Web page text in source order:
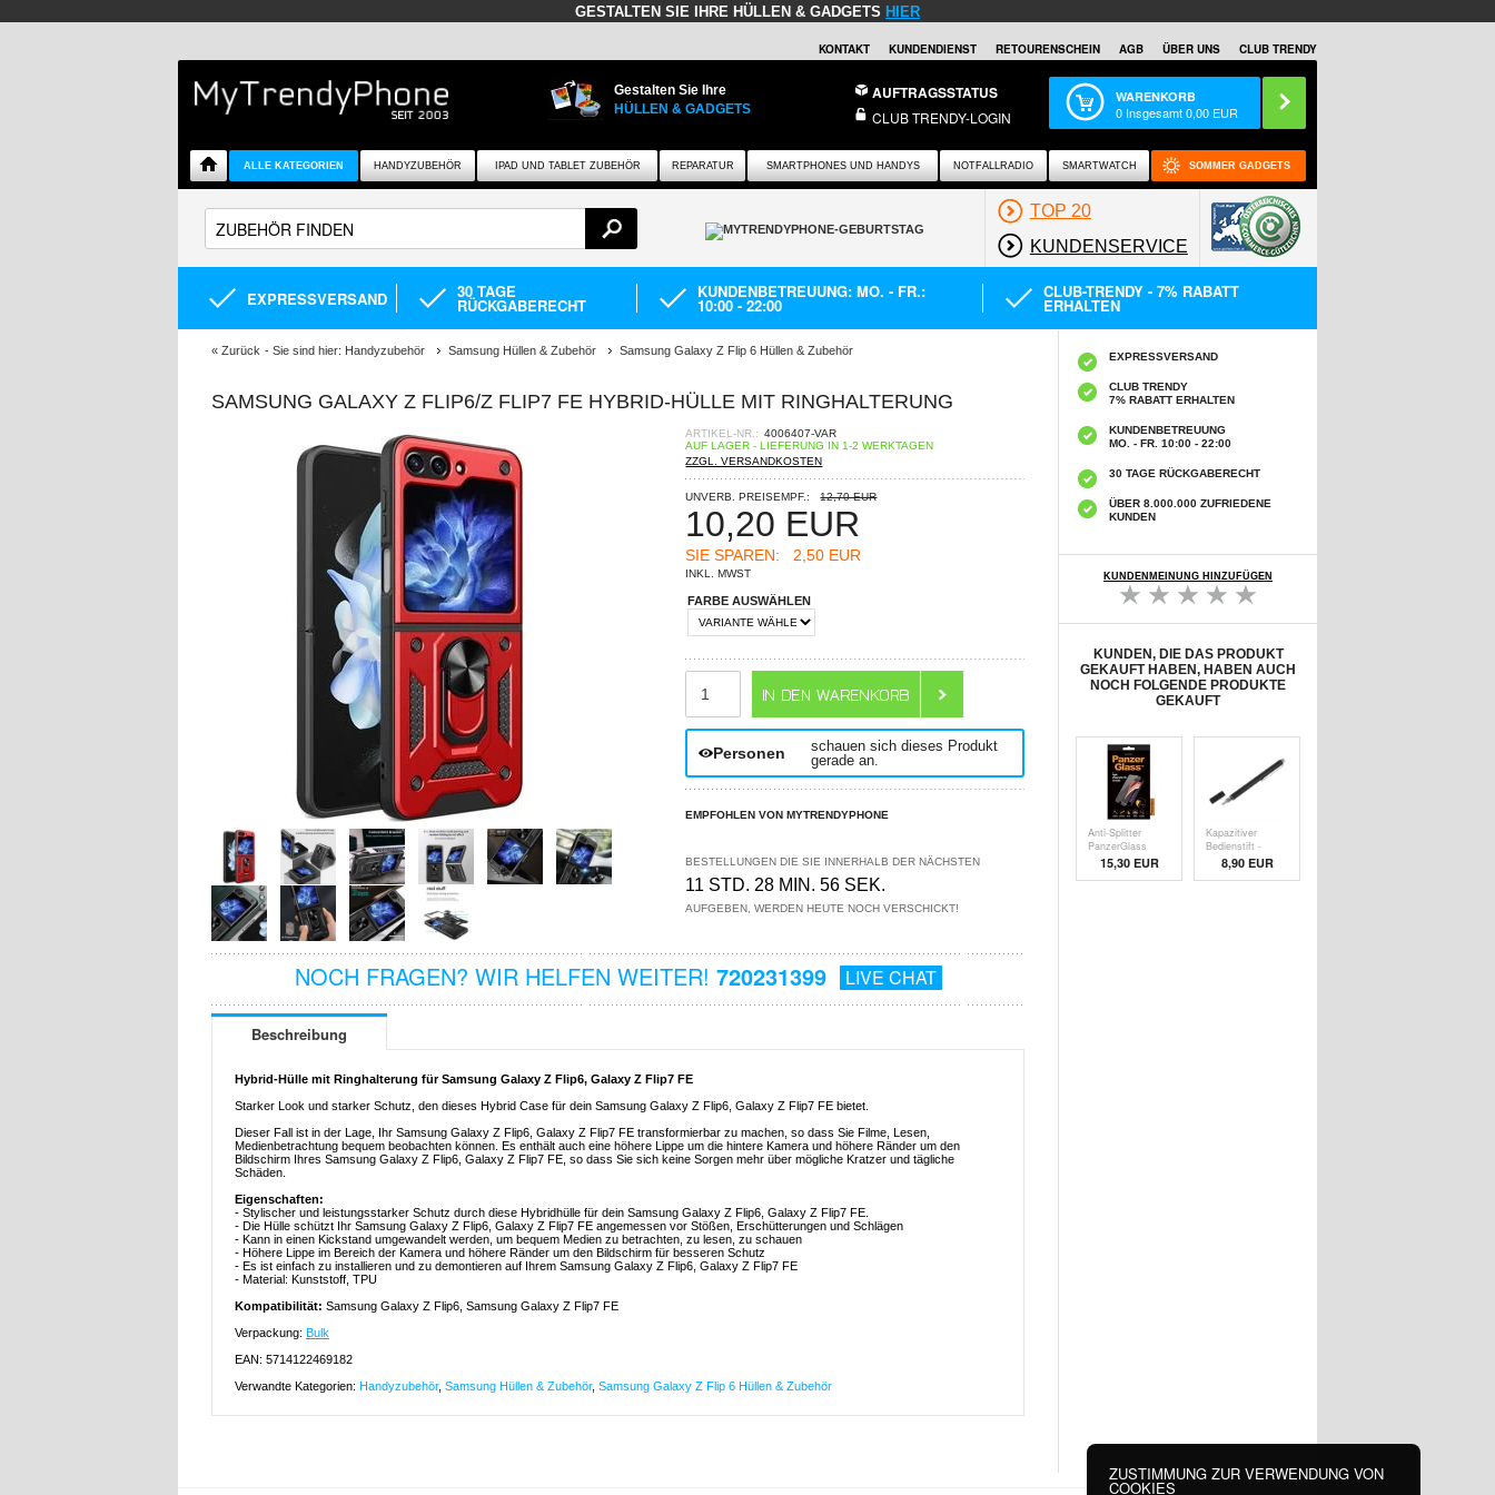
GESTALTEN SIE IHRE HÜLLEN & GADGETS HIER
KONTAKT KUNDENDIENST RETOURENSCHEIN AGB ÜBER UNS CLUB TRENDY
Gestalten Sie Ihre
HÜLLEN & GADGETS
AUFTRAGSSTATUS
CLUB TRENDY-LOGIN
WARENKORB
0 Insgesamt0,00 EUR
ALLE KATEGORIEN HANDYZUBEHÖR IPAD UND TABLET ZUBEHÖR REPARATUR SMARTPHONES UND HANDYS NOTFALLRADIO SMARTWATCH SOMMER GADGETS
TOP 20
KUNDENSERVICE
EXPRESSVERSAND 30 TAGE
RÜCKGABERECHT
KUNDENBETREUUNG: MO. - FR.:
10:00 - 22:00
CLUB-TRENDY - 7% RABATT
ERHALTEN
« Zurück - Sie sind hier: Handyzubehör Samsung Hüllen & Zubehör Samsung Galaxy Z Flip 6 Hüllen & Zubehör
SAMSUNG GALAXY Z FLIP6/Z FLIP7 FE HYBRID-HÜLLE MIT RINGHALTERUNG
ARTIKEL-NR.: 4006407-VAR
AUF LAGER - LIEFERUNG IN 1-2 WERKTAGEN
ZZGL. VERSANDKOSTEN
UNVERB. PREISEMPF.: 12,70 EUR
10,20 EUR
SIE SPAREN: 2,50 EUR
INKL. MWST
FARBE AUSWÄHLEN
Personen
schauen sich dieses Produkt
gerade an.
EMPFOHLEN VON MYTRENDYPHONE
BESTELLUNGEN DIE SIE INNERHALB DER NÄCHSTEN
11 STD. 28 MIN. 55 SEK.
AUFGEBEN, WERDEN HEUTE NOCH VERSCHICKT!
NOCH FRAGEN? WIR HELFEN WEITER! 720231399 LIVE CHAT
Beschreibung
Hybrid-Hülle mit Ringhalterung für Samsung Galaxy Z Flip6, Galaxy Z Flip7 FE
Starker Look und starker Schutz, den dieses Hybrid Case für dein Samsung Galaxy Z Flip6, Galaxy Z Flip7 FE bietet.
Dieser Fall ist in der Lage, Ihr Samsung Galaxy Z Flip6, Galaxy Z Flip7 FE transformierbar zu machen, so dass Sie Filme, Lesen,
Medienbetrachtung bequem beobachten können. Es enthält auch eine höhere Lippe um die hintere Kamera und höhere Ränder um den
Bildschirm Ihres Samsung Galaxy Z Flip6, Galaxy Z Flip7 FE, so dass Sie sich keine Sorgen mehr über mögliche Kratzer und tägliche
Schäden.
Eigenschaften:
- Stylischer und leistungsstarker Schutz durch diese Hybridhülle für dein Samsung Galaxy Z Flip6, Galaxy Z Flip7 FE.
- Die Hülle schützt Ihr Samsung Galaxy Z Flip6, Galaxy Z Flip7 FE angemessen vor Stößen, Erschütterungen und Schlägen
- Kann in einen Kickstand umgewandelt werden, um bequem Medien zu betrachten, zu lesen, zu schauen
- Höhere Lippe im Bereich der Kamera und höhere Ränder um den Bildschirm für besseren Schutz
- Es ist einfach zu installieren und zu demontieren auf Ihrem Samsung Galaxy Z Flip6, Galaxy Z Flip7 FE
- Material: Kunststoff, TPU
Kompatibilität: Samsung Galaxy Z Flip6, Samsung Galaxy Z Flip7 FE
Verpackung: Bulk
EAN: 5714122469182
Verwandte Kategorien: Handyzubehör, Samsung Hüllen & Zubehör, Samsung Galaxy Z Flip 6 Hüllen & Zubehör
EXPRESSVERSAND
CLUB TRENDY
7% RABATT ERHALTEN
KUNDENBETREUUNG
MO. - FR. 10:00 - 22:00
30 TAGE RÜCKGABERECHT
ÜBER 8.000.000 ZUFRIEDENE
KUNDEN
KUNDENMEINUNG HINZUFÜGEN
KUNDEN, DIE DAS PRODUKT
GEKAUFT HABEN, HABEN AUCH
NOCH FOLGENDE PRODUKTE
GEKAUFT
Anti-Splitter
PanzerGlass
Disp15,30 EUR
Kapazitiver
Bedienstift -
Schw8,90 EUR
ZUSTIMMUNG ZUR VERWENDUNG VON
COOKIES